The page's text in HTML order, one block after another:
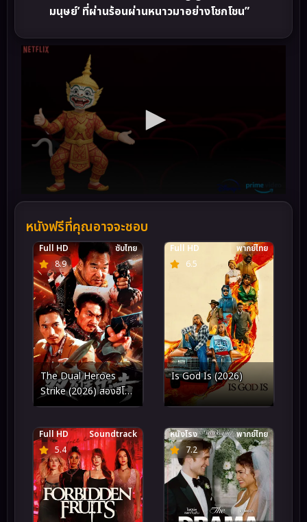
มนุษย์’ ที่ผ่านร้อนผ่านหนาวมาอย่างโชกโชน”
หนังฟรีที่คุณอาจจะชอบ
8.9
Full HD ซับไทย
The Dual Heroes
Strike (2026) สองฮีโร่
บุกทะลวง
6.5
Full HD พากย์ไทย
Is God Is (2026)
5.4
Full HD Soundtrack
7.2
หนังโรง พากย์ไทย